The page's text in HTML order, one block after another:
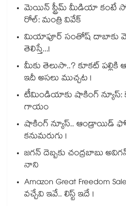
మెయిన్ స్ట్రీమ్ మీడియా కంటే
రోల్: మంత్రి వివేక్
మియాపూర్ సంతోష్ దాబాకు
తెలిస్తే...!
మీకు తెలుసా..? కూకట్ పల్లికి
ఇదీ అసలు ముచ్చట !
టీమిండియాకు షాకింగ్ న్యూస్:
గాయం
షాకింగ్ న్యూస్.. ఆండ్రాయిడ్
కనుమరుగు !
జగన్ దెబ్బకు చంద్రబాబు
నాని
Amazon Great Freedom
వచ్చేవి ఇవే.. లిస్ట్ ఇదే !